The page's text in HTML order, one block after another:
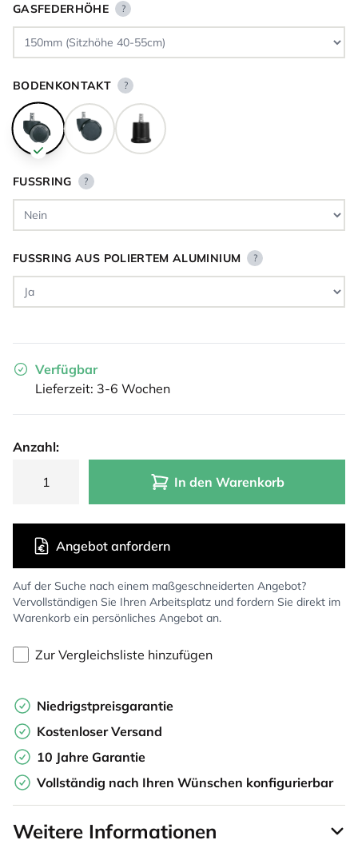
GASFEDERHÖHE ?
BODENKONTAKT ?
FUSSRING ?
FUSSRING AUS POLIERTEM ALUMINIUM ?
Verfügbar
Lieferzeit: 3-6 Wochen
Anzahl:
In den Warenkorb
Auf der Suche nach einem maßgeschneiderten Angebot?
Vervollständigen Sie Ihren Arbeitsplatz und fordern Sie direkt im
Warenkorb ein persönliches Angebot an.
Angebot anfordern
Zur Vergleichsliste hinzufügen
Niedrigstpreisgarantie
Kostenloser Versand
10 Jahre Garantie
Vollständig nach Ihren Wünschen konfigurierbar
Weitere Informationen